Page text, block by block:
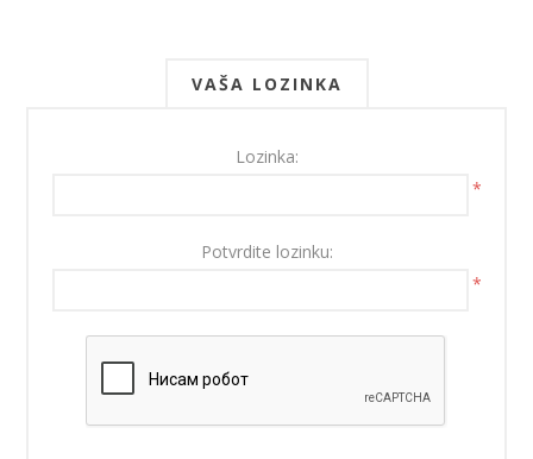
VAŠA LOZINKA
Lozinka:
*
Potvrdite lozinku:
*